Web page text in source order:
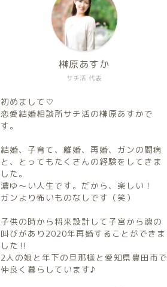
サチ活 代表
榊原あすか
初めまして♡
恋愛結婚相談所サチ活の榊原あすかで
す。
結婚、子育て、離婚、再婚、ガンの闘病
と、とってもたくさんの経験をしてきま
した。
濃ゆ〜い人生です。だから、楽しい！
ガンより怖いものなしです（笑）
子供の時から将来設計して子宮から魂の
叫びがあり2020年再婚することができま
した‼︎
2人の娘と年下の旦那様と愛知県豊田市で
仲良く暮らしています♪